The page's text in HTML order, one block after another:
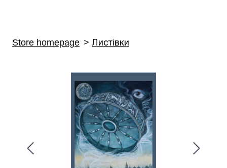
Store homepage Листівки